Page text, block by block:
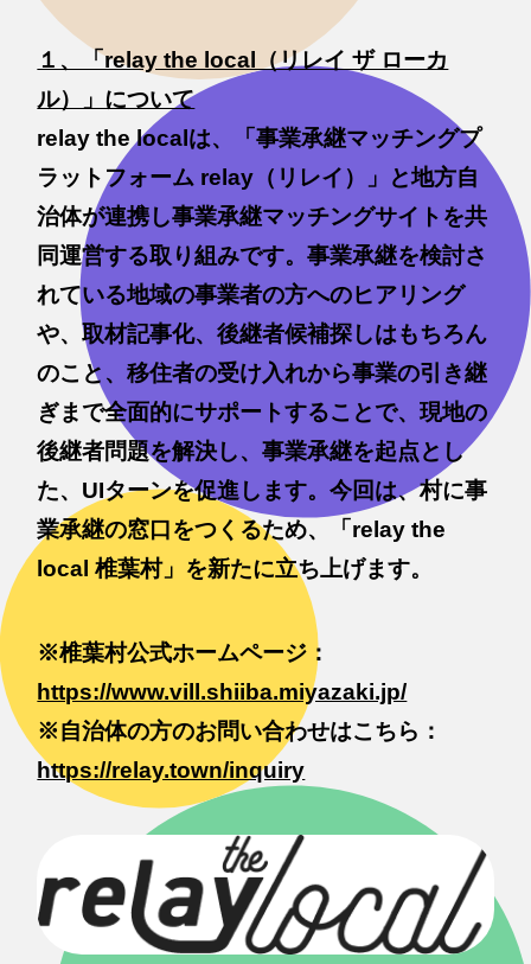
１、「relay the local（リレイ ザ ローカ
ル）」について
relay the localは、「事業承継マッチングプ
ラットフォーム relay（リレイ）」と地方自
治体が連携し事業承継マッチングサイトを共
同運営する取り組みです。事業承継を検討さ
れている地域の事業者の方へのヒアリング
や、取材記事化、後継者候補探しはもちろん
のこと、移住者の受け入れから事業の引き継
ぎまで全面的にサポートすることで、現地の
後継者問題を解決し、事業承継を起点とし
た、UIターンを促進します。今回は、村に事
業承継の窓口をつくるため、「relay the
local 椎葉村」を新たに立ち上げます。
※椎葉村公式ホームページ：
https://www.vill.shiiba.miyazaki.jp/
※自治体の方のお問い合わせはこちら：
https://relay.town/inquiry